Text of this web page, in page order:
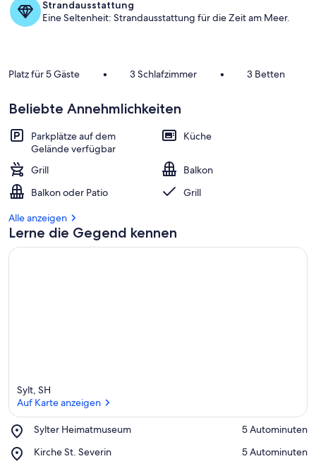
Strandausstattung
Eine Seltenheit: Strandausstattung für die Zeit am Meer.
Platz für 5 Gäste • 3 Schlafzimmer • 3 Betten
Beliebte Annehmlichkeiten
Parkplätze auf dem
Gelände verfügbar
Küche
Grill
Balkon
Balkon oder Patio
Grill
Alle anzeigen
Lerne die Gegend kennen
Sylt, SH
Auf Karte anzeigen
Sylter Heimatmuseum
Place,
Heimatmuseum
‪5 Autominuten‬
Kirche St. Severin
Place,
‪5 Autominuten‬